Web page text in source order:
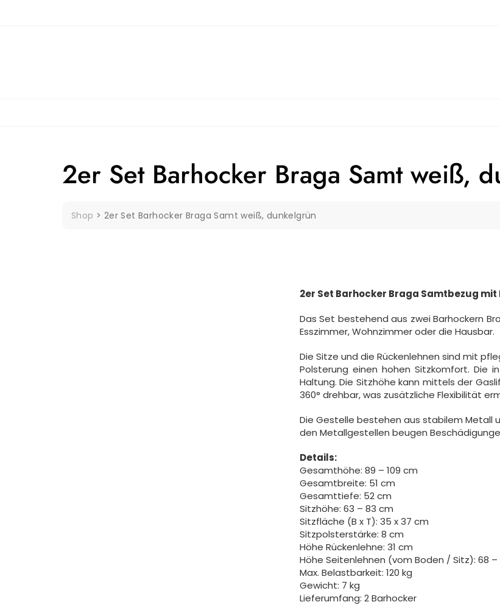
2er Set Barhocker Braga Samt weiß,
Shop > 2er Set Barhocker Braga Samt weiß, dunkelgrün
2er Set Barhocker Braga Samtbezug
Das Set bestehend aus zwei Barhockern
Esszimmer, Wohnzimmer oder die Hausbar.
Die Sitze und die Rückenlehnen sind mit
Polsterung einen hohen Sitzkomfort. Die
Haltung. Die Sitzhöhe kann mittels der
360° drehbar, was zusätzliche Flexibilität
Die Gestelle bestehen aus stabilem Metall
den Metallgestellen beugen
Details:
Gesamthöhe: 89 – 109 cm
Gesamtbreite: 51 cm
Gesamttiefe: 52 cm
Sitzhöhe: 63 – 83 cm
Sitzfläche (B x T): 35 x 37 cm
Sitzpolsterstärke: 8 cm
Höhe Rückenlehne: 31 cm
Höhe Seitenlehnen (vom Boden / Sitz): 68
Max. Belastbarkeit: 120 kg
Gewicht: 7 kg
Lieferumfang: 2 Barhocker